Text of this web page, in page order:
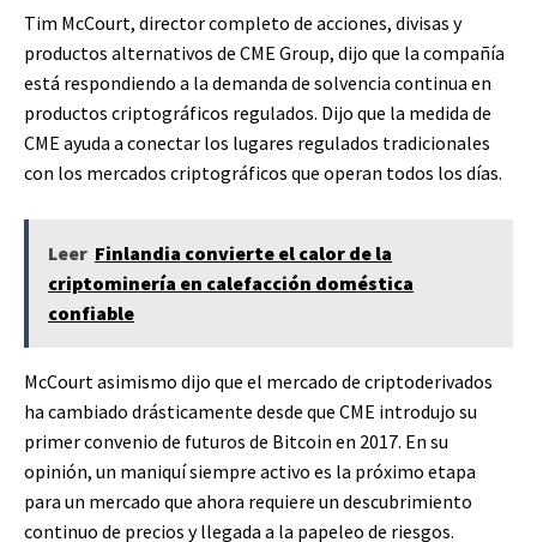
Tim McCourt, director completo de acciones, divisas y
productos alternativos de CME Group, dijo que la compañía
está respondiendo a la demanda de solvencia continua en
productos criptográficos regulados. Dijo que la medida de
CME ayuda a conectar los lugares regulados tradicionales
con los mercados criptográficos que operan todos los días.
Leer Finlandia convierte el calor de la
criptominería en calefacción doméstica
confiable
McCourt asimismo dijo que el mercado de criptoderivados
ha cambiado drásticamente desde que CME introdujo su
primer convenio de futuros de Bitcoin en 2017. En su
opinión, un maniquí siempre activo es la próximo etapa
para un mercado que ahora requiere un descubrimiento
continuo de precios y llegada a la papeleo de riesgos.